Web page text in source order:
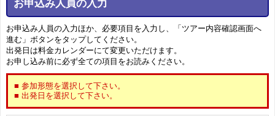
お申込み人員の入力
お申込み人員の入力ほか、必要項目を入力し、「ツアー内容確認画面へ
進む」ボタンをタップしてください。
出発日は料金カレンダーにて変更いただけます。
お申し込み前に必ず全ての項目をお読みください。
■ 参加形態を選択して下さい。
■ 出発日を選択して下さい。